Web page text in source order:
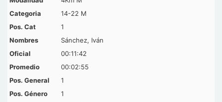
14-22 M
1
Sánchez, Iván
00:11:42
00:02:55
1
1